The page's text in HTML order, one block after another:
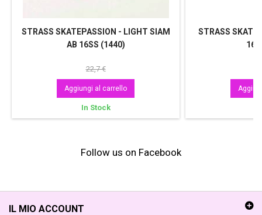
STRASS SKATEPASSION - LIGHT SIAM
AB 16SS (1440)
22,7 €
Aggiungi al carrello
In Stock
STRASS
Follow us on Facebook
IL MIO ACCOUNT